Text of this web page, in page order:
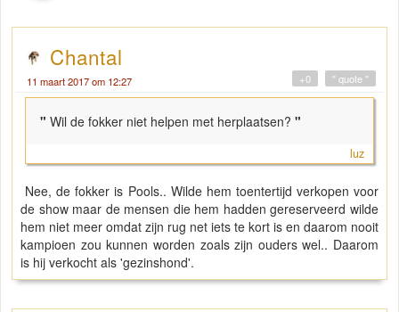
Chantal
11 maart 2017 om 12:27 " quote "
+0
" Wil de fokker niet helpen met herplaatsen? "
luz
Nee, de fokker is Pools.. Wilde hem toentertijd verkopen voor
de show maar de mensen die hem hadden gereserveerd wilde
hem niet meer omdat zijn rug net iets te kort is en daarom nooit
kampioen zou kunnen worden zoals zijn ouders wel.. Daarom
is hij verkocht als 'gezinshond'.